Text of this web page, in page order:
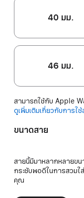
40 มม.
46 มม.
สามารถใช้กับ Apple
ดูเพิ่มเติมเกี่ยวกับการใ
ขนาดสาย
สายนี้มีมาหลากหลายขน
กระชับพอดีในการสวมใ
คุณ